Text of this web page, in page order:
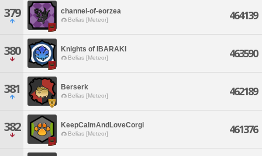
379 channel-of-eorzea
Belias [Meteor] 464139
380 Knights of IBARAKI
Belias [Meteor] 463590
381 Berserk
Belias [Meteor] 462189
382 KeepCalmAndLoveCorgi
Belias [Meteor] 461376